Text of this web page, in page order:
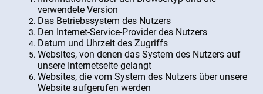
verwendete Version
Das Betriebssystem des Nutzers
Den Internet-Service-Provider des Nutzers
Datum und Uhrzeit des Zugriffs
Websites, von denen das System des Nutzers auf
unsere Internetseite gelangt
Websites, die vom System des Nutzers über unsere
Website aufgerufen werden